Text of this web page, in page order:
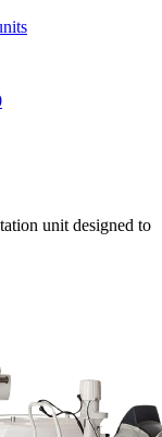
unit designed to